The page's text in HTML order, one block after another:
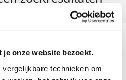
je onze website bezoekt.
technieken om